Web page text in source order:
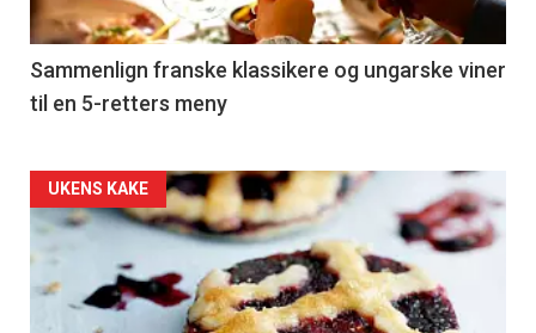
-
5
Sammenlign franske klassikere og ungarske viner
til en 5-retters meny
Forsiden
akkurat
nå
UKENS KAKE